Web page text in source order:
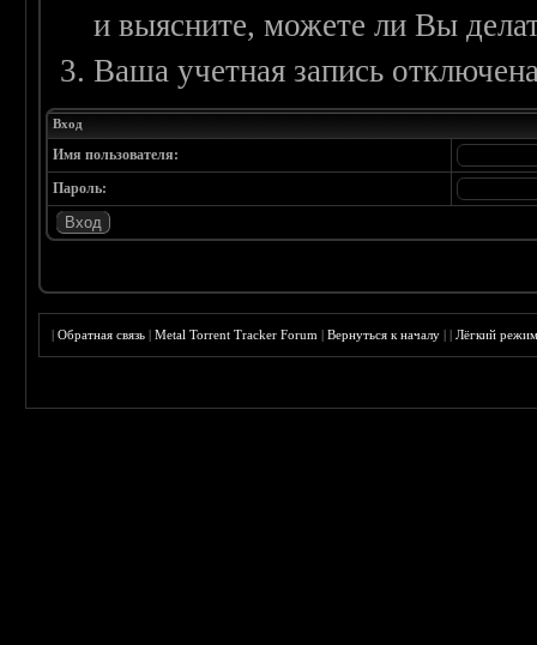
и выясните, можете ли Вы
Ваша учетная запись
Вход
Имя пользователя:
Пароль:
|Обратная связь |Metal Torrent Tracker Forum |Вернуться к началу ||Лёгкий